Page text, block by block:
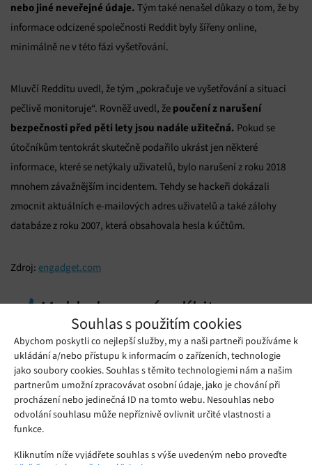
Souhlas s použitím cookies
Abychom poskytli co nejlepší služby, my a naši partneři používáme k
ukládání a/nebo přístupu k informacím o zařízeních, technologie
jako soubory cookies. Souhlas s těmito technologiemi nám a našim
partnerům umožní zpracovávat osobní údaje, jako je chování při
procházení nebo jedinečná ID na tomto webu. Nesouhlas nebo
odvolání souhlasu může nepříznivě ovlivnit určité vlastnosti a
funkce.
Kliknutím níže vyjádřete souhlas s výše uvedeným nebo proveďte
nebo jiné neveřejné údaje. Tým také nenašel důkazy o tom, že by
informace odcizené společnosti Reddit byly šířeny online,
minimálně ne v této fázi vyšetřování.
Mluvčí Redditu uvedl, že tým „pokračuje ve vyšetřování a situaci
pečlivě monitoruje“. Rovněž uvedl, že poučení z narušení
bezpečnosti před pěti lety jsou nadále užitečná. Pokud se
útočníkům tentokrát skutečně podařilo ukrást jen některé
informace, které se netýkaly uživatelů, bylo narušení z roku 2018
mnohem závažnějším incidentem. Tehdy se hackeři dokázali
zmocnit aktuálních e-mailových adres uživatelů a také zálohy
databáze z roku 2007, která obsahovala hesla k účtům.
Zdroj: engadget.com
Mohlo by se vám líbit